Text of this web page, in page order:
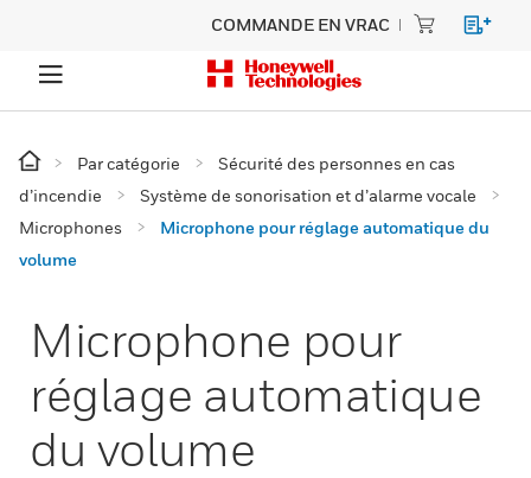
COMMANDE EN VRAC
Par catégorie
Sécurité des personnes en cas
d’incendie
Système de sonorisation et d’alarme vocale
Microphones
Microphone pour réglage automatique du
volume
Microphone pour
réglage automatique
du volume